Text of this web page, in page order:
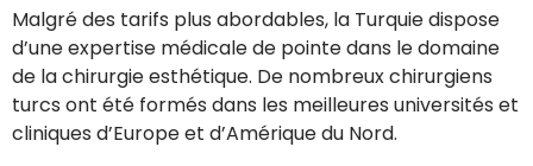
Malgré des tarifs plus abordables, la Turquie dispose
d’une expertise médicale de pointe dans le domaine
de la chirurgie esthétique. De nombreux chirurgiens
turcs ont été formés dans les meilleures universités et
cliniques d’Europe et d’Amérique du Nord.